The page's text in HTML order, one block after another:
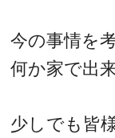
今の事情を
何か家で出
少しでも皆